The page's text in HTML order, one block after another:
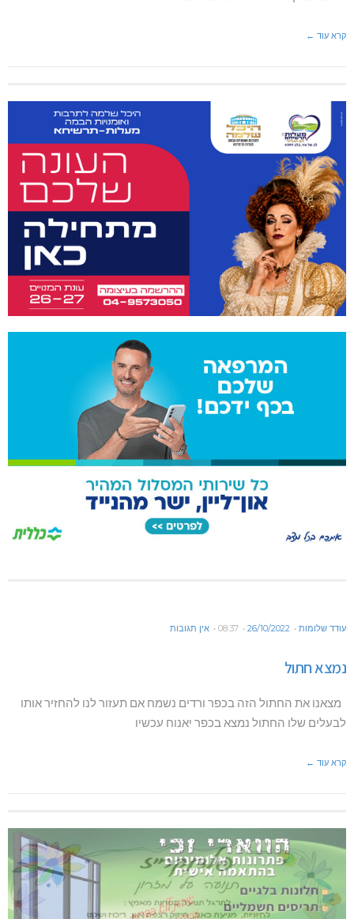
קרא עוד ←
עודד שלומות 26/10/2022
08:37 אין תגובות
נמצא חתול
מצאנו את החתול הזה בכפר ורדים נשמח אם תעזור לנו להחזיר אותו
לבעלים שלו החתול נמצא בכפר יאנוח עכשיו
קרא עוד ←